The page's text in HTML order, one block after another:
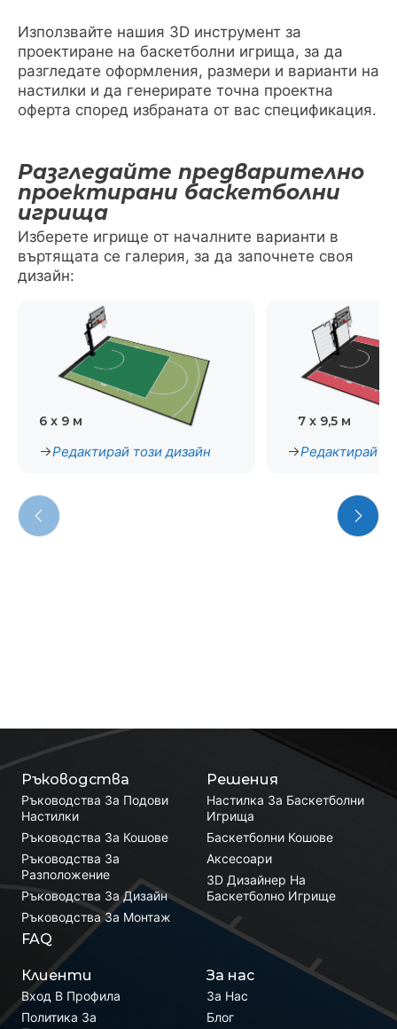
Използвайте нашия 3D инструмент за
проектиране на баскетболни игрища, за да
разгледате оформления, размери и варианти на
настилки и да генерирате точна проектна
оферта според избраната от вас спецификация.
Разгледайте предварително
проектирани баскетболни
игрища
Изберете игрище от началните варианти в
въртящата се галерия, за да започнете своя
дизайн:
6 x 9 м
Редактирай този дизайн
7 x 9,5 м
Редактирай
Решения
Настилка За Баскетболни
Игрища
Баскетболни Кошове
Аксесоари
3D Дизайнер На
Баскетболно Игрище
Ръководства
Ръководства За Подови
Настилки
Ръководства За Кошове
Ръководства За
Разположение
Ръководства За Дизайн
Ръководства За Монтаж
FAQ
Клиенти
Вход В Профила
Политика За
За нас
За Нас
Блог